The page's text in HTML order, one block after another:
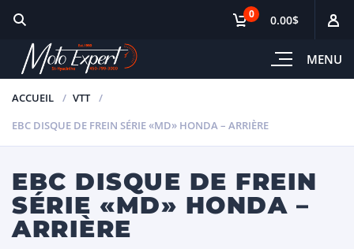
MENU
0 0.00$
ACCUEIL
VTT
EBC DISQUE DE FREIN SÉRIE «MD» HONDA – ARRIÈRE
EBC DISQUE DE FREIN
SÉRIE «MD» HONDA –
ARRIÈRE